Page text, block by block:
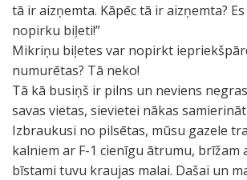
tā ir aizņemta. Kāpēc tā ir aizņemta?
nopirku biļeti!”
Mikriņu biļetes var nopirkt
numurētas? Tā neko!
Tā kā busiņš ir pilns un neviens
savas vietas, sievietei nākas
Izbraukusi no pilsētas, mūsu gazele
kalniem ar F-1 cienīgu ātrumu, brīžam
bīstami tuvu kraujas malai. Dašai un